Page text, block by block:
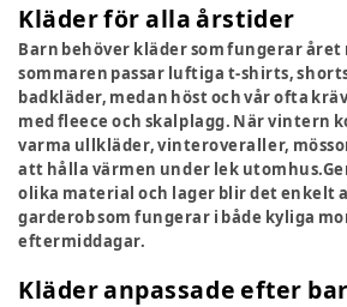
Kläder för alla årstider
Barn behöver kläder som fungerar
sommaren passar luftiga t-shirts,
badkläder, medan höst och vår ofta
med fleece och skalplagg. När vintern
varma ullkläder, vinteroveraller,
att hålla värmen under lek
olika material och lager blir det enkelt
garderob som fungerar i både kyliga
eftermiddagar.
Kläder anpassade efter